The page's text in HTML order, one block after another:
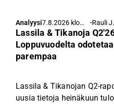
Analyysi7.8.2026 klo
6.00
-
Lassila & Tikanoja
Loppuvuodelta
parempaa
Lassila & Tikanojan Q2-
uusia tietoja heinäkuun